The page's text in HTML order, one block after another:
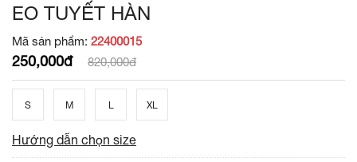
EO TUYẾT HÀN
Mã sản phẩm: 22400015
250,000đ 820,000đ
S M L XL
Hướng dẫn chọn size